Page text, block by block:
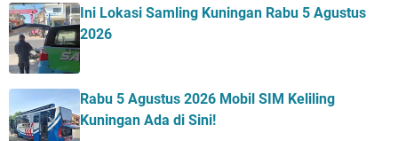
Ini Lokasi Samling Kuningan Rabu 5 Agustus
2026
Rabu 5 Agustus 2026 Mobil SIM Keliling
Kuningan Ada di Sini!